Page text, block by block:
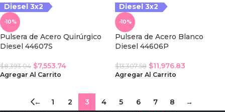
Diesel 3x2
-10%
Pulsera de Acero Quirúrgico
Diesel 44607S
$8,393.04 $7,553.74
Agregar Al Carrito
Diesel 3x2
3x2
-10%
Pulsera de Acero Blanco
Diesel 44606P
$13,307.58 $11,976.83
Agregar Al Carrito
← 1 2 3 4 5 6 7 8 →